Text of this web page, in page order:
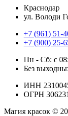
Краснодар
ул. Володи
+7 (961) 51-
+7 (900) 25-
Пн - Cб: с
Без
ИНН
ОГРН
Магия красок ©